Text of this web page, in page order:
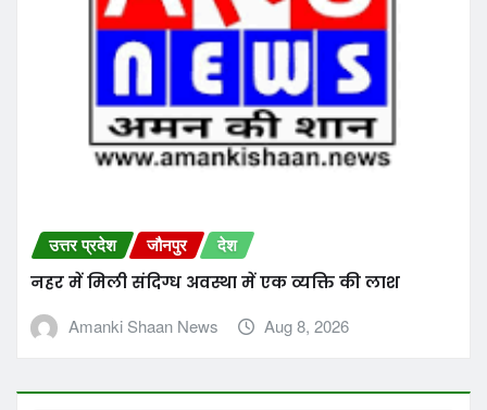
उत्तर प्रदेश जौनपुर देश
नहर में मिली संदिग्ध अवस्था में एक व्यक्ति की लाश
Amanki Shaan News
Aug 8, 2026